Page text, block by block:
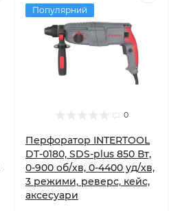
Популярний
0
Перфоратор INTERTOOL
DT-0180, SDS-plus 850 Вт,
0-900 об/хв, 0-4400 уд/хв,
3 режими, реверс, кейс,
аксесуари